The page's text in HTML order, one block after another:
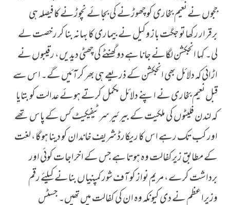
ججوں نے نعیم بخاری کو چھوڑنے کی بجائے نچوڑنے کا فیصلہ ہی
برقرار رکھا تو جگت باز وکیل نے بیماری کا بہانہ بنا کر رخصت لے
لی۔ کہا انجکشن لگانے جانا ہے دو گھنٹے کی چھٹی دیدیں، رقیبوں نے
اڑائی کہ دلائل بھی انجکشن کے ذریعے ہی بھر کرآئیں گے۔ اس سے
قبل نعیم بخاری نے اپنے دلائل مکمل کرتے ہوئے عدالت کو بتایا
کہ لندن فلیٹوں کی ملکیت کے بیرئیر سرٹیفیکیٹ کس کے پاس تھے
اور کب تک رہے اس کا ریکارڈ شریف خاندان کو دینا ہوگا، لغت
کے مطابق زیرکفالت وہ ہوتا ہے جس کے اخراجات کوئی اور
برداشت کرے، مریم نواز کو آف شور کمپنیاں بنانے کیلئے رقم
وزیراعظم نے دی کیونکہ وہ ان کی کفالت میں تھیں۔ جسٹس